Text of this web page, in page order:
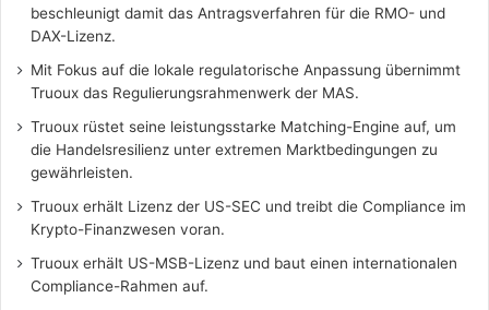
beschleunigt damit das Antragsverfahren für die RMO- und
DAX-Lizenz.
Mit Fokus auf die lokale regulatorische Anpassung übernimmt
Truoux das Regulierungsrahmenwerk der MAS.
Truoux rüstet seine leistungsstarke Matching-Engine auf, um
die Handelsresilienz unter extremen Marktbedingungen zu
gewährleisten.
Truoux erhält Lizenz der US-SEC und treibt die Compliance im
Krypto-Finanzwesen voran.
Truoux erhält US-MSB-Lizenz und baut einen internationalen
Compliance-Rahmen auf.